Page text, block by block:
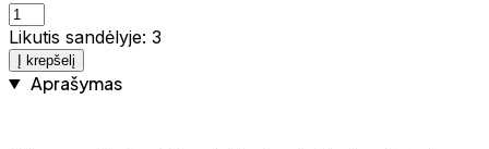
Likutis sandėlyje: 3
Į krepšelį
Aprašymas